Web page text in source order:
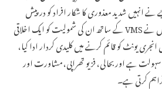
شدید معذوری کا شکار افراد کو درپیش
چیلنجوں کی گہری سمجھ عطا کی، جس نے VMS کے ساتھ ان کی شمولیت کو ایک اخلاقی
یونٹ کو قائم کرنے میں کلیدی کردار ادا کیا،
ہے اور بحالی، فزیو تھراپی، مشاورت اور
کرتی ہے۔